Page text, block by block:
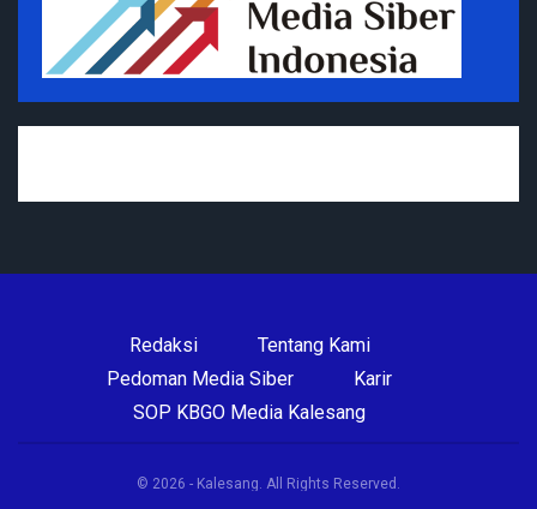
Redaksi
Tentang Kami
Pedoman Media Siber
Karir
SOP KBGO Media Kalesang
© 2026 - Kalesang. All Rights Reserved.